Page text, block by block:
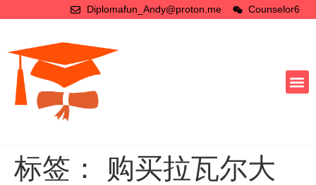
Diplomafun_Andy@proton.me Counselor6
标签： 购买拉瓦尔大